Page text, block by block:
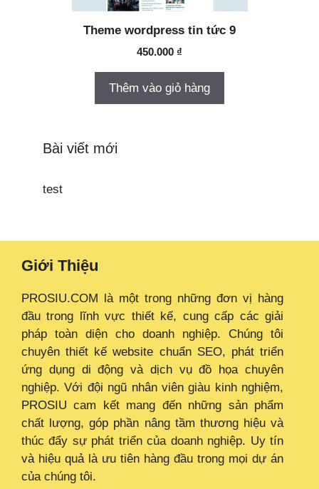
Theme wordpress tin tức 9
450.000 ₫
Thêm vào giỏ hàng
Bài viết mới
test
Giới Thiệu
PROSIU.COM là một trong những đơn vị hàng
đầu trong lĩnh vực thiết kế, cung cấp các giải
pháp toàn diện cho doanh nghiệp. Chúng tôi
chuyên thiết kế website chuẩn SEO, phát triển
ứng dụng di động và dịch vụ đồ họa chuyên
nghiệp. Với đội ngũ nhân viên giàu kinh nghiệm,
PROSIU cam kết mang đến những sản phẩm
chất lượng, góp phần nâng tầm thương hiệu và
thúc đẩy sự phát triển của doanh nghiệp. Uy tín
và hiệu quả là ưu tiên hàng đầu trong mọi dự án
của chúng tôi.